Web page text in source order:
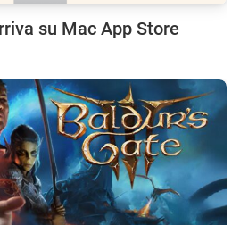
su Mac App Store